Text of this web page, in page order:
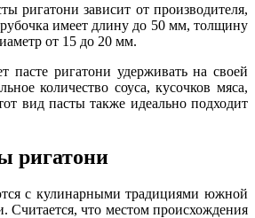
ригатони зависит от производителя,
имеет длину до 50 мм, толщину
от 15 до 20 мм.
пасте ригатони удерживать на своей
количество соуса, кусочков мяса,
вид пасты также идеально подходит
ригатони
с кулинарными традициями южной
Считается, что местом происхождения